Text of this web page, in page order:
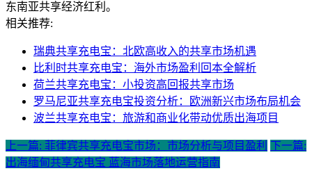
东南亚共享经济红利。
相关推荐:
瑞典共享充电宝：北欧高收入的共享市场机遇
比利时共享充电宝：海外市场盈利回本全解析
荷兰共享充电宝：小投资高回报共享市场
罗马尼亚共享充电宝投资分析：欧洲新兴市场布局机会
波兰共享充电宝：旅游和商业化带动优质出海项目
上一篇: 菲律宾共享充电宝市场：市场分析与项目盈利 下一篇:
出海缅甸共享充电宝 蓝海市场落地运营指南